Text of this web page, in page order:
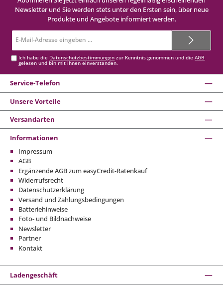
Newsletter und Sie werden stets unter den Ersten sein, über neue
Produkte und Angebote informiert werden.
Mail-
Ich habe die Datenschutzbestimmungen zur Kenntnis genommen und dieAGB
gelesen und bin mit ihnen einverstanden.
Service-Telefon
Unsere Vorteile
Versandarten
Informationen
Impressum
AGB
Ergänzende AGB zum easyCredit-Ratenkauf
Widerrufsrecht
Datenschutzerklärung
Versand und Zahlungsbedingungen
Batteriehinweise
Foto- und Bildnachweise
Newsletter
Partner
Kontakt
Ladengeschäft